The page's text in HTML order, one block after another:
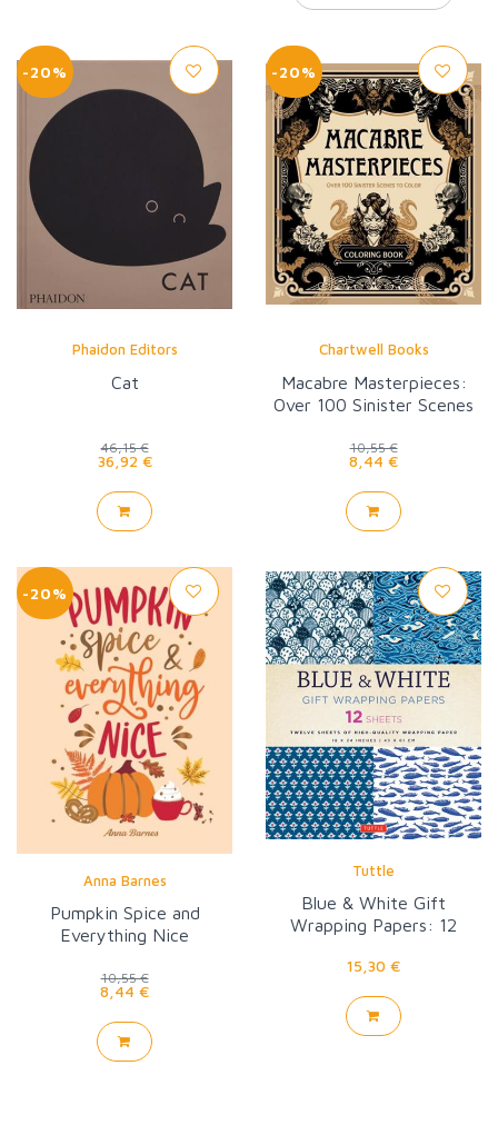
-20%
Phaidon Editors
Cat
46,15 €
36,92 €
-20%
Chartwell Books
Macabre Masterpieces:
Over 100 Sinister Scenes
10,55 €
8,44 €
-20%
Anna Barnes
Pumpkin Spice and
Everything Nice
10,55 €
8,44 €
Tuttle
Blue & White Gift
Wrapping Papers: 12
15,30 €